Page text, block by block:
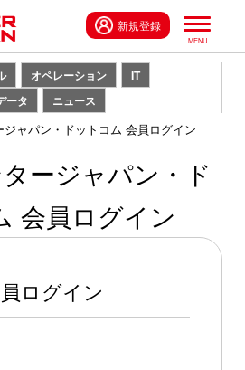
新規登録
オペレーション
IT
ータ ニュース
ジャパン・ドットコム 会員ログイン
ージャパン・ド
会員ログイン
ログイン